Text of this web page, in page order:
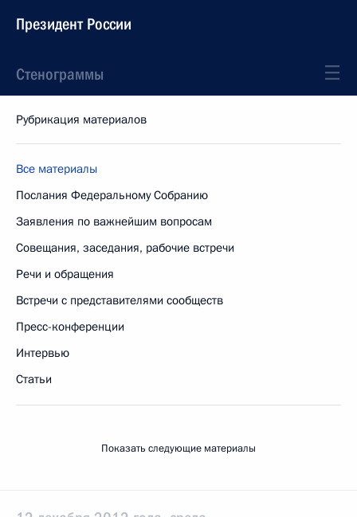
Президент России
Стенограммы
Рубрикация материалов
Все материалы
Послания Федеральному Собранию
Заявления по важнейшим вопросам
Совещания, заседания, рабочие встречи
Речи и обращения
Встречи с представителями сообществ
Пресс-конференции
Интервью
Статьи
Показать следующие материалы